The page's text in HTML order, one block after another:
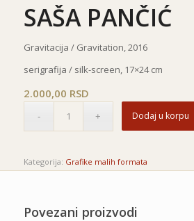
SAŠA PANČIĆ
Gravitacija / Gravitation, 2016
serigrafija / silk-screen, 17×24 cm
2.000,00 RSD
Dodaj u korpu
Kategorija: Grafike malih formata
Povezani proizvodi